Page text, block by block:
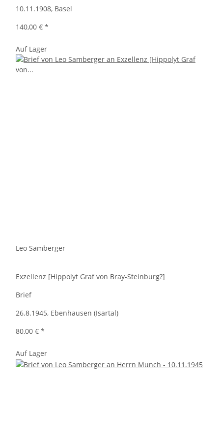
10.11.1908, Basel
140,00 € *
Auf Lager
Leo Samberger
Exzellenz [Hippolyt Graf von Bray-Steinburg?]
Brief
26.8.1945, Ebenhausen (Isartal)
80,00 € *
Auf Lager